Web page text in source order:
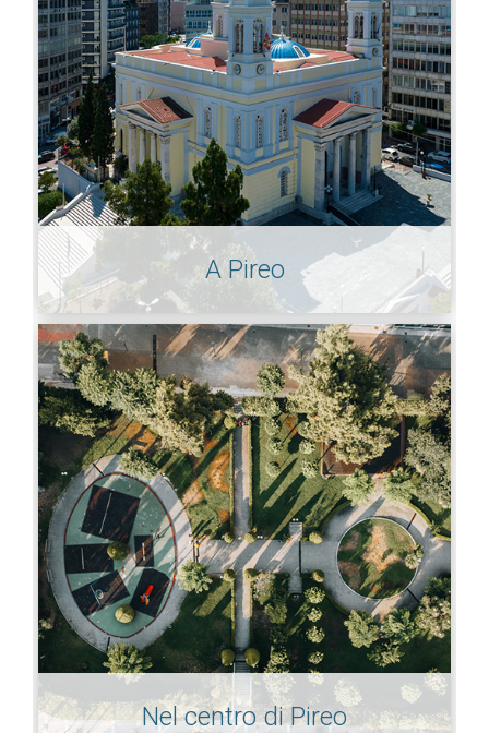
A Pireo
Nel centro di Pireo